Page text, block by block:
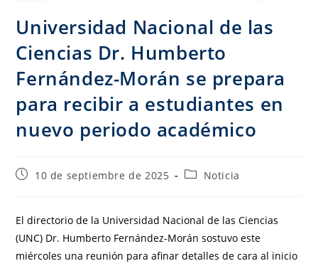
Universidad Nacional de las
Ciencias Dr. Humberto
Fernández-Morán se prepara
para recibir a estudiantes en
nuevo periodo académico
10 de septiembre de 2025 Noticia
El directorio de la Universidad Nacional de las Ciencias
(UNC) Dr. Humberto Fernández-Morán sostuvo este
miércoles una reunión para afinar detalles de cara al inicio